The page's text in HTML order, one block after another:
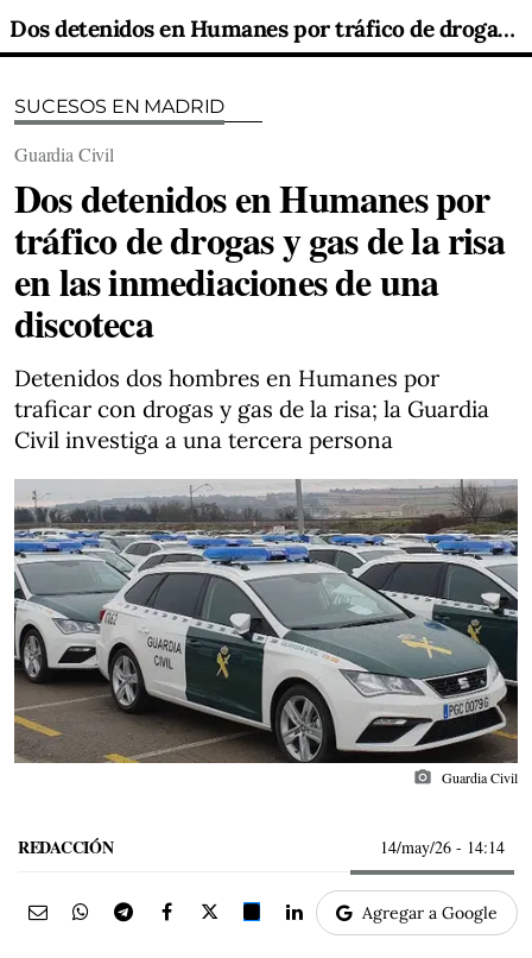
Dos detenidos en Humanes por tráfico de drogas y gas de la risa en las inmediaciones de una discoteca
SUCESOS EN MADRID
Guardia Civil
Dos detenidos en Humanes por
tráfico de drogas y gas de la risa
en las inmediaciones de una
discoteca
Detenidos dos hombres en Humanes por
traficar con drogas y gas de la risa; la Guardia
Civil investiga a una tercera persona
photo_camera Guardia Civil
REDACCIÓN 14/may/26 - 14:14
Agregar a Google